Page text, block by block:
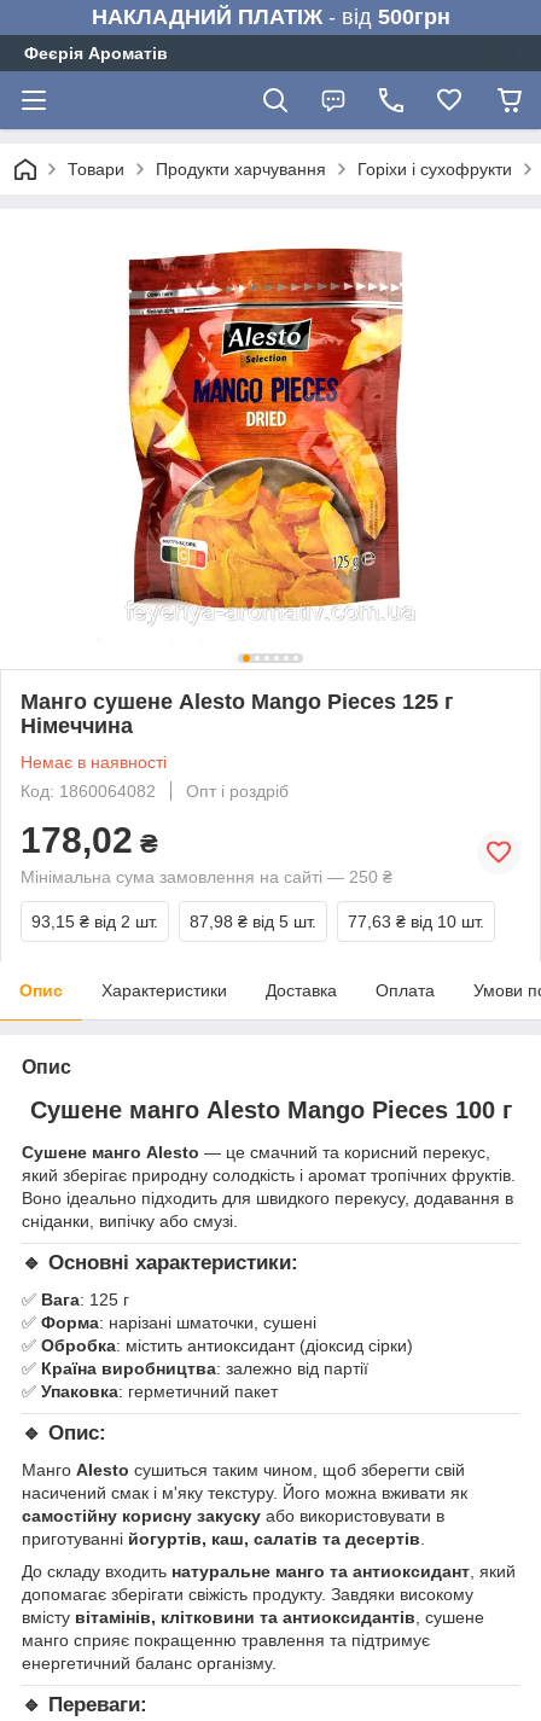
НАКЛАДНИЙ ПЛАТІЖ- від 500грн
Феєрія Ароматів
Товари Продукти харчування Горіхи і сухофрукти
Манго сушене Alesto Mango Pieces 125 г
Німеччина
Немає в наявності
Код: 1860064082
Опт і роздріб
178,02 ₴
Мінімальна сума замовлення на сайті — 250 ₴
93,15 ₴ від 2 шт. 87,98 ₴ від 5 шт. 77,63 ₴ від 10 шт.
Опис Характеристики Доставка Оплата Умови
Опис
Сушене манго Alesto Mango Pieces 100 г
Сушене манго Alesto — це смачний та корисний перекус,
який зберігає природну солодкість і аромат тропічних фруктів.
Воно ідеально підходить для швидкого перекусу, додавання в
сніданки, випічку або смузі.
🔹 Основні характеристики:
✅ Вага: 125 г
✅ Форма: нарізані шматочки, сушені
✅ Обробка: містить антиоксидант (діоксид сірки)
✅ Країна виробництва: залежно від партії
✅ Упаковка: герметичний пакет
🔹 Опис:
Манго Alesto сушиться таким чином, щоб зберегти свій
насичений смак і м'яку текстуру. Його можна вживати як
самостійну корисну закуску або використовувати в
приготуванні йогуртів, каш, салатів та десертів
До складу входить натуральне манго та антиоксидант , який
допомагає зберігати свіжість продукту. Завдяки високому
вмісту вітамінів, клітковини та антиоксидантів , сушене
манго сприяє покращенню травлення та підтримує
енергетичний баланс організму.
🔹 Переваги: